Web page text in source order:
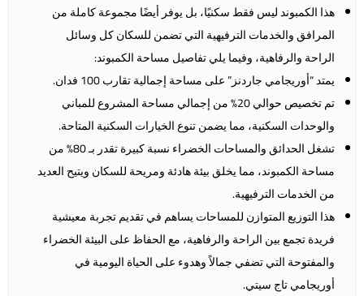
هذا الكمبوند ليس فقط سكنيًا، بل يوفر أيضًا مجموعة كاملة من
المرافق والخدمات الترفيهية التي تضمن للسكان كل وسائل
الراحة والرفاهية، وفيما يلي تفاصيل مساحة الكمبوند:
يمتد “أوريجامي جاردنز” على مساحة إجمالية تقارب 100 فدان.
تم تخصيص حوالي 20% من إجمالي مساحة المشروع للمباني
والوحدات السكنية، مما يضمن تنوع الخيارات السكنية المتاحة.
تشغل الحدائق والمساحات الخضراء نسبة كبيرة تقدر بـ 80% من
مساحة الكمبوند، مما يخلق بيئة هادئة ومريحة للسكان ويتيح العديد
من الخدمات الترفيهية.
هذا التوزيع المتوازن للمساحات يساهم في تقديم تجربة معيشية
فريدة تجمع بين الراحة والرفاهية، مع الحفاظ على البيئة الخضراء
والمفتوحة التي تضفي جمالاً وهدوء على الحياة اليومية في
أوريجامي تاج سيتي.